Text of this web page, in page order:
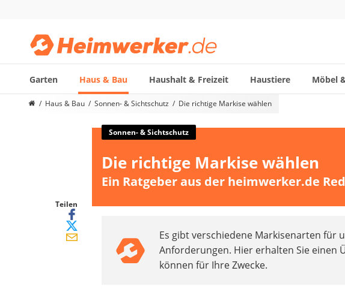
Garten Haus & Bau Haushalt & Freizeit Haustiere Möbel
Die beliebtesten Vergleiche nach Kategorie
Außenleuchte mit Kamera
Smart-Home-Rauchmelder
Überwachungskameras außen
Regendusche
Reizstromgerät
Infrarot-Thermometer
Haus & Bau Sonnen- & Sichtschutz Die richtige Markise wählen
Teilen
Sonnen- & Sichtschutz
Die richtige Markise wählen
Ein Ratgeber aus der heimwerker.de
Es gibt verschiedene Markisenarten für
Anforderungen. Hier erhalten Sie einen
können für Ihre Zwecke.